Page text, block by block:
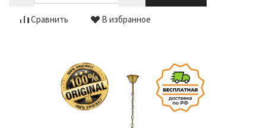
Сравнить В избранное